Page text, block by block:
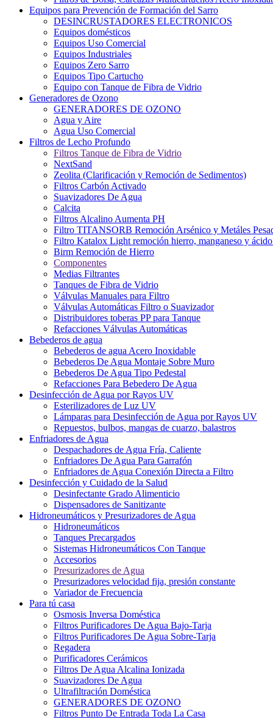
Equipos para Prevención de Formación del Sarro
DESINCRUSTADORES ELECTRONICOS
Equipos domésticos
Equipos Uso Comercial
Equipos Industriales
Equipos Zero Sarro
Equipos Tipo Cartucho
Equipo con Tanque de Fibra de Vidrio
Generadores de Ozono
GENERADORES DE OZONO
Agua y Aire
Agua Uso Comercial
Filtros de Lecho Profundo
Filtros Tanque de Fibra de Vidrio
NextSand
Zeolita (Clarificación y Remoción de Sedimentos)
Filtros Carbón Activado
Suavizadores De Agua
Calcita
Filtros Alcalino Aumenta PH
Filtro TITANSORB Remoción Arsénico y Metáles
Filtro Katalox Light remoción hierro, manganeso y
Birm Remoción de Hierro
Componentes
Medias Filtrantes
Tanques de Fibra de Vidrio
Válvulas Manuales para Filtro
Válvulas Automáticas Filtro o Suavizador
Distribuidores toberas PP para Tanque
Refacciones Válvulas Automáticas
Bebederos de agua
Bebederos de agua Acero Inoxidable
Bebederos De Agua Montaje Sobre Muro
Bebederos De Agua Tipo Pedestal
Refacciones Para Bebedero De Agua
Desinfección de Agua por Rayos UV
Esterilizadores de Luz UV
Lámparas para Desinfección de Agua por Rayos UV
Repuestos, bulbos, mangas de cuarzo, balastros
Enfriadores de Agua
Despachadores de Agua Fría, Caliente
Enfriadores De Agua Para Garrafón
Enfriadores de Agua Conexión Directa a Filtro
Desinfección y Cuidado de la Salud
Desinfectante Grado Alimenticio
Dispensadores de Sanitizante
Hidroneumáticos y Presurizadores de Agua
Hidroneumáticos
Tanques Precargados
Sistemas Hidroneumáticos Con Tanque
Accesorios
Presurizadores de Agua
Presurizadores velocidad fija, presión constante
Variador de Frecuencia
Para tú casa
Osmosis Inversa Doméstica
Filtros Purificadores De Agua Bajo-Tarja
Filtros Purificadores De Agua Sobre-Tarja
Regadera
Purificadores Cerámicos
Filtros De Agua Alcalina Ionizada
Suavizadores De Agua
Ultrafiltración Doméstica
GENERADORES DE OZONO
Filtros Punto De Entrada Toda La Casa